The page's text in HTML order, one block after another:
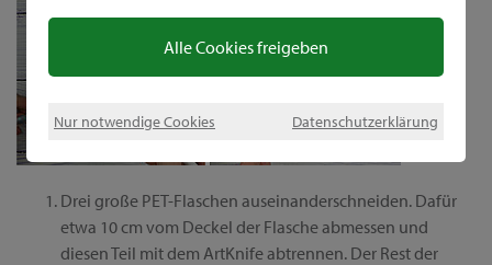
Alle Cookies freigeben
Nur notwendige Cookies Datenschutzerklärung
Drei große PET-Flaschen auseinanderschneiden. Dafür
etwa 10 cm vom Deckel der Flasche abmessen und
diesen Teil mit dem ArtKnife abtrennen. Der Rest der